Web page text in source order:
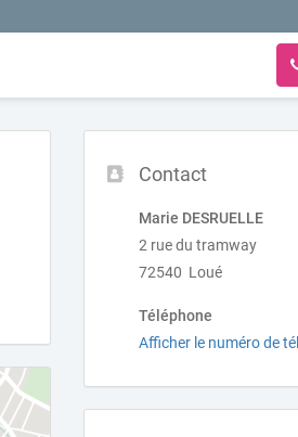
Contact
Marie DESRUELLE
2 rue du tramway
72540 Loué
Téléphone
Afficher le numéro de